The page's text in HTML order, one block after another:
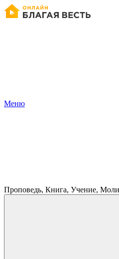
Меню
Проповедь, Книга, Учение,